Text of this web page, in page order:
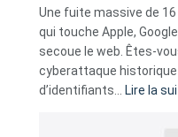
9
Une fuite massive de
qui touche Apple,
secoue le web. Êtes-
cyberattaque historique
d’identifiants… Lire la